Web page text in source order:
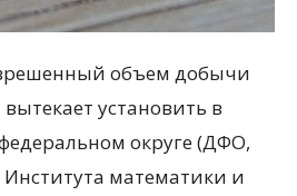
объем добычи
установить в
округе (ДФО,
Института математики и